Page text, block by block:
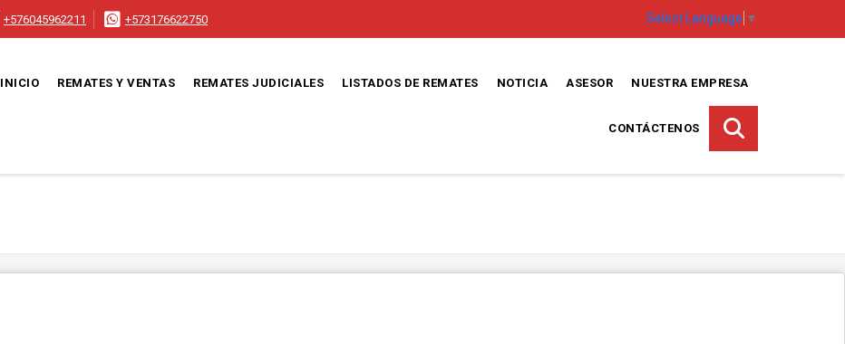
+576045962211 +573176622750 Select Language ▼
INICIO REMATES Y VENTAS REMATES JUDICIALES LISTADOS DE REMATES NOTICIA ASESOR NUESTRA EMPRESA
CONTÁCTENOS